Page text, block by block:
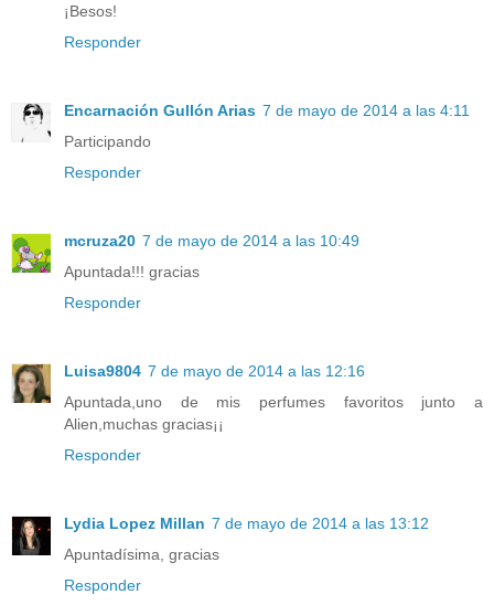
¡Besos!
Responder
Encarnación Gullón Arias 7 de mayo de 2014 a las 4:11
Participando
Responder
mcruza20 7 de mayo de 2014 a las 10:49
Apuntada!!! gracias
Responder
Luisa9804 7 de mayo de 2014 a las 12:16
Apuntada,uno de mis perfumes favoritos junto a
Alien,muchas gracias¡¡
Responder
Lydia Lopez Millan 7 de mayo de 2014 a las 13:12
Apuntadísima, gracias
Responder